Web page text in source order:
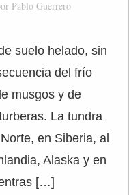
Pablo Guerrero
suelo helado, sin
del frío
musgos y de
La tundra
en Siberia, al
Alaska y en
[…]